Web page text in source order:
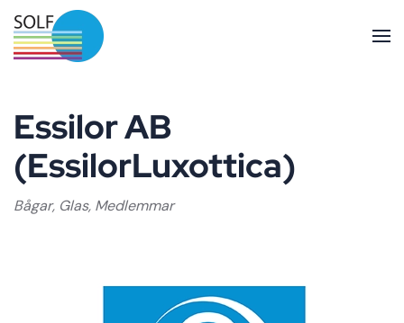
Skip to main content
Essilor AB
(EssilorLuxottica)
Bågar, Glas, Medlemmar